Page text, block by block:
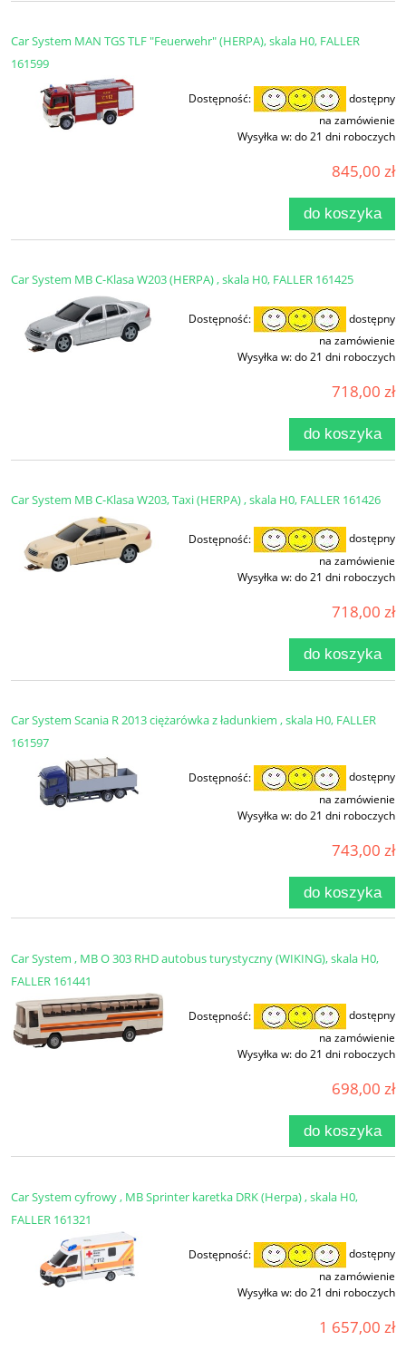
Car System MAN TGS TLF "Feuerwehr" (HERPA), skala H0, FALLER
161599
Dostępność:
dostępny
na zamówienie
Wysyłka w:do 21 dni roboczych
845,00 zł
do koszyka
Car System MB C-Klasa W203 (HERPA) , skala H0, FALLER 161425
Dostępność:
dostępny
na zamówienie
Wysyłka w:do 21 dni roboczych
718,00 zł
do koszyka
Car System MB C-Klasa W203, Taxi (HERPA) , skala H0, FALLER 161426
Dostępność:
dostępny
na zamówienie
Wysyłka w:do 21 dni roboczych
718,00 zł
do koszyka
Car System Scania R 2013 ciężarówka z ładunkiem , skala H0, FALLER
161597
Dostępność:
dostępny
na zamówienie
Wysyłka w:do 21 dni roboczych
743,00 zł
do koszyka
Car System , MB O 303 RHD autobus turystyczny (WIKING), skala H0,
FALLER 161441
Dostępność:
dostępny
na zamówienie
Wysyłka w:do 21 dni roboczych
698,00 zł
do koszyka
Car System cyfrowy , MB Sprinter karetka DRK (Herpa) , skala H0,
FALLER 161321
Dostępność:
dostępny
na zamówienie
Wysyłka w:do 21 dni roboczych
1 657,00 zł